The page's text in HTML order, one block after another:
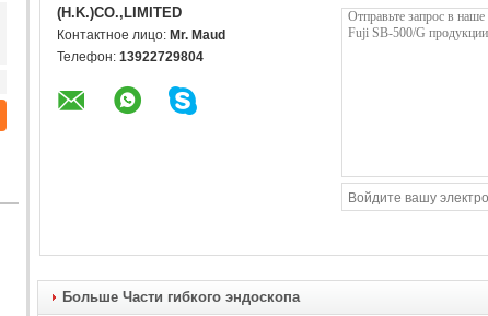
(H.K.)CO.,LIMITED
Контактное лицо: Mr. Maud
Телефон: 13922729804
Больше Части гибкого эндоскопа